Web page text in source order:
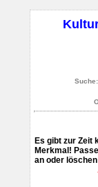
Suche:
Es gibt zur Zeit
Merkmal!
an oder